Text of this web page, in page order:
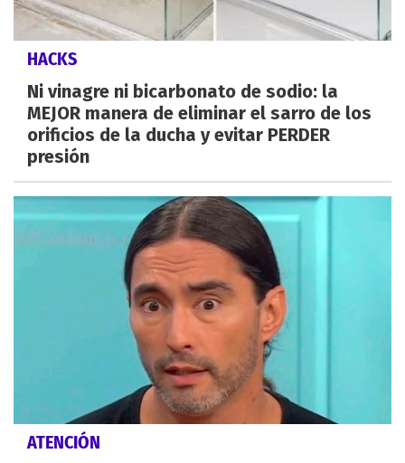
HACKS
Ni vinagre ni bicarbonato de sodio: la
MEJOR manera de eliminar el sarro de los
orificios de la ducha y evitar PERDER
presión
ATENCIÓN